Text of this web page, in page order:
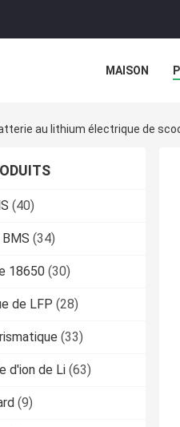
MAISON
au lithium électrique de
(40)
(34)
18650 (30)
de LFP (28)
(33)
d'ion de Li (63)
(9)